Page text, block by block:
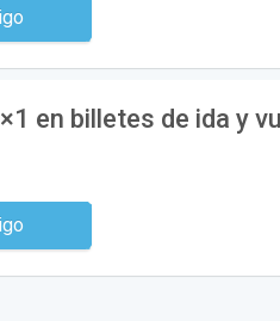
código
en billetes de ida y
código